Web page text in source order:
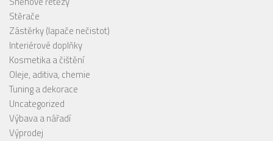
Stěrače
Zástěrky (lapače nečistot)
Interiérové doplňky
Kosmetika a čištění
Oleje, aditiva, chemie
Tuning a dekorace
Uncategorized
Výbava a nářadí
Výprodej